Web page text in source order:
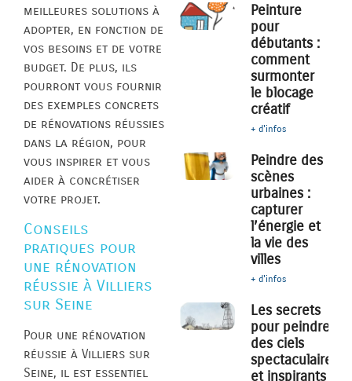
meilleures solutions à
adopter, en fonction de
vos besoins et de votre
budget. De plus, ils
pourront vous fournir
des exemples concrets
de rénovations réussies
dans la région, pour
vous inspirer et vous
aider à concrétiser
votre projet.
Conseils
pratiques pour
une rénovation
réussie à Villiers
sur Seine
Pour une rénovation
réussie à Villiers sur
Seine, il est essentiel
Peinture
pour
débutants :
comment
surmonter
le blocage
créatif
+ d'infos
Peindre des
scènes
urbaines :
capturer
l’énergie et
la vie des
villes
+ d'infos
Les secrets
pour peindre
des ciels
spectaculaires
et inspirants